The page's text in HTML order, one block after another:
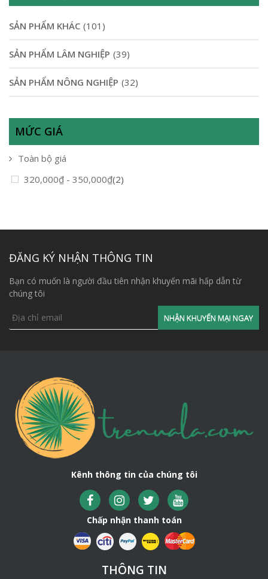
SẢN PHẨM KHÁC (101)
SẢN PHẨM LÂM NGHIỆP (39)
SẢN PHẨM NÔNG NGHIỆP (32)
MỨC GIÁ
Toàn bộ giá
320,000₫ - 350,000₫(2)
ĐĂNG KÝ NHẬN THÔNG TIN
Bạn có muốn là người đầu tiên nhận khuyến mãi hấp dẫn từ
chúng tôi
Kênh thông tin của chúng tôi
Chấp nhận thanh toán
THÔNG TIN